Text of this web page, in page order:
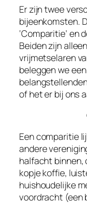
Er zijn twee
bijeenkomsten.
‘Comparitie’ en
Beiden zijn
vrijmetselaren
beleggen we
of het er bij ons
Een comparitie
andere
halfacht binnen,
kopje koffie,
huishoudelijke
voordracht (een